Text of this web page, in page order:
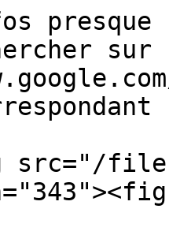
presque
sur
files/